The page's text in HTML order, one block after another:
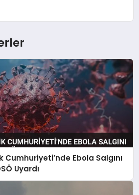
Ebola Salgını
Uyardı